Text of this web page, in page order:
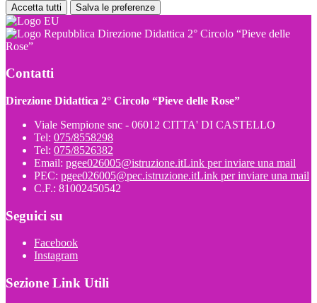
Accetta tutti Salva le preferenze
Direzione Didattica 2° Circolo “Pieve delle
Rose”
Contatti
Direzione Didattica 2° Circolo “Pieve delle Rose”
Viale Sempione snc - 06012 CITTA' DI CASTELLO
Tel: 075/8558298
Tel: 075/8526382
Email: pgee026005@istruzione.itLink per inviare una mail
PEC: pgee026005@pec.istruzione.itLink per inviare una mail
C.F.: 81002450542
Seguici su
Facebook
Instagram
Sezione Link Utili